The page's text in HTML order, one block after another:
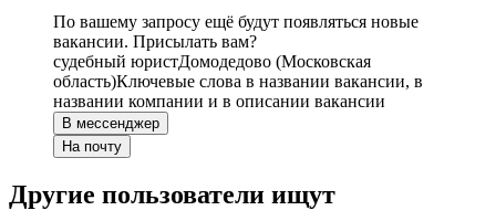
По вашему запросу ещё будут появляться новые
вакансии. Присылать вам?
судебный юристДомодедово (Московская
область)Ключевые слова в названии вакансии, в
названии компании и в описании вакансии
В мессенджер
На почту
Другие пользователи ищут